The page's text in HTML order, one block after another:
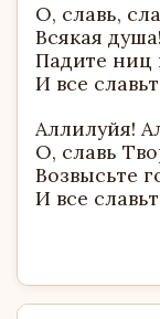
О, славь,
Всякая душа!
Падите ниц
И все
Аллилуйя!
О, славь
Возвысьте
И все